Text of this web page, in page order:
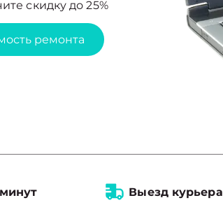
скидку до 25%
ремонта
Выезд курьера